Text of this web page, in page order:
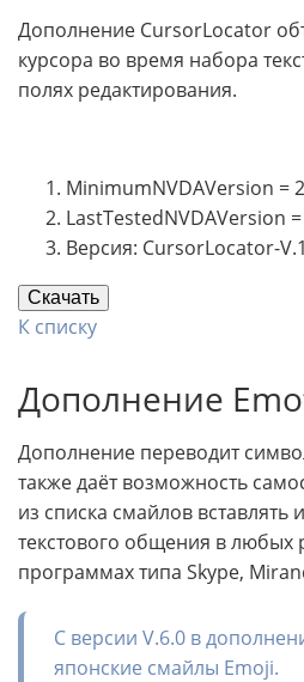
Дополнение CursorLocator
курсора во время набора
полях редактирования.
MinimumNVDAVersion =
LastTestedNVDAVersion
Версия: CursorLocator-
Скачать
К списку
Дополнение
Дополнение переводит
также даёт возможность
из списка смайлов вставлять
текстового общения в любых
программах типа Skype,
С версии V.6.0 в
японские смайлы Emoji.